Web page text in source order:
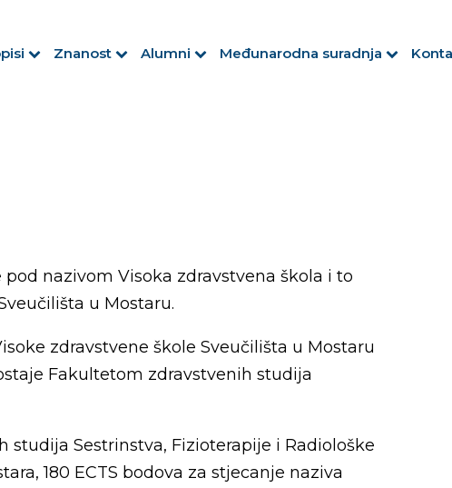
Znanost Alumni Međunarodna suradnja
nazivom Visoka zdravstvena škola i to
u Mostaru.
zdravstvene škole Sveučilišta u Mostaru
Fakultetom zdravstvenih studija
Sestrinstva, Fizioterapije i Radiološke
180 ECTS bodova za stjecanje naziva